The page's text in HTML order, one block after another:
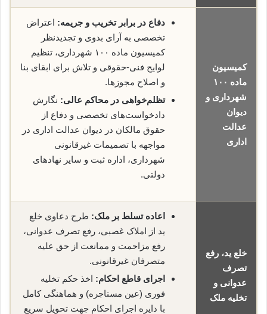
کمیسیون
ماده ۱۰۰
شهرداری و
دیوان
عدالت
اداری
دفاع در برابر تخریب و جریمه: اعتراض
تخصصی به آرای بدوی و تجدیدنظر
کمیسیون ماده ۱۰۰ شهرداری، تنظیم
لوایح فنی-حقوقی و تلاش برای ابقای بنا
و اصلاح مجوزها.
تظلم‌خواهی در محاکم عالی: نگارش
دادخواست‌های تخصصی و دفاع از
حقوق مالکان در دیوان عدالت اداری در
مواجهه با تصمیمات غیرقانونی
شهرداری، اداره ثبت و سایر نهادهای
دولتی.
خلع ید، رفع
تصرف
عدوانی و
تخلیه ملک
اعاده تسلط بر ملک: طرح دعاوی خلع
ید از املاک غصبی، رفع تصرف عدوانی،
رفع مزاحمت و ممانعت از حق علیه
متصرفان غیرقانونی.
اجرای قاطع احکام: اخذ حکم تخلیه
فوری (عین مستاجره) و هماهنگی کامل
با دایره اجرای احکام جهت تحویل سریع